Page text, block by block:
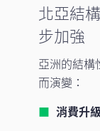
北亞結
步加強
亞洲的結構
而演變：
消費升